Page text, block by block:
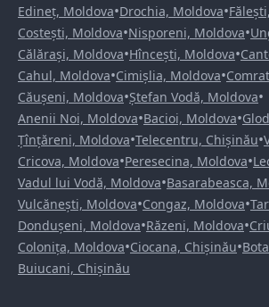
Edineț, Moldova•Drochia, Moldova•
Costești, Moldova•Nisporeni, Moldova•
Călărași, Moldova•Hîncești, Moldova•
Cahul, Moldova•Cimișlia, Moldova•
Căușeni, Moldova•Ștefan Vodă, Moldova•
Anenii Noi, Moldova•Bacioi, Moldova•
Țînțăreni, Moldova•Telecentru, Chișinău•
Cricova, Moldova•Peresecina, Moldova•
Vadul lui Vodă, Moldova•Basarabeasca,
Vulcănești, Moldova•Congaz, Moldova•
Dondușeni, Moldova•Răzeni, Moldova•
Colonița, Moldova•Ciocana, Chișinău•
Buiucani, Chișinău